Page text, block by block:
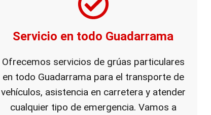
Servicio en todo Guadarrama
Ofrecemos servicios de grúas particulares
en todo Guadarrama para el transporte de
vehículos, asistencia en carretera y atender
cualquier tipo de emergencia. Vamos a